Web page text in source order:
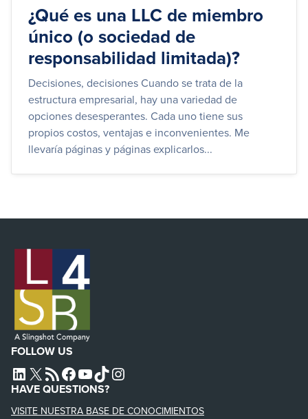
¿Qué es una LLC de miembro
único (o sociedad de
responsabilidad limitada)?
Decisiones, decisiones Cuando se trata de la
estructura empresarial, hay una variedad de
opciones desesperantes. Cada uno tiene sus
propios costos, ventajas e inconvenientes. Me
llevaría páginas y páginas explicarlos...
FOLLOW US
L4SB LINKEDIN
X L4SB RSS FEEDL4SB FACEBOOK
L4SB YOUTUBE
TIKTOKINSTAGRAM
HAVE QUESTIONS?
VISITE NUESTRA BASE DE CONOCIMIENTOS